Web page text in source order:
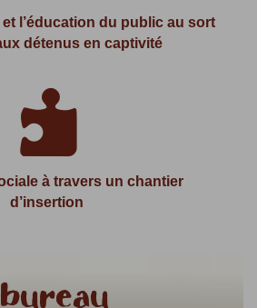
l’éducation du public au sort
détenus en captivité

à travers un chantier
d’insertion